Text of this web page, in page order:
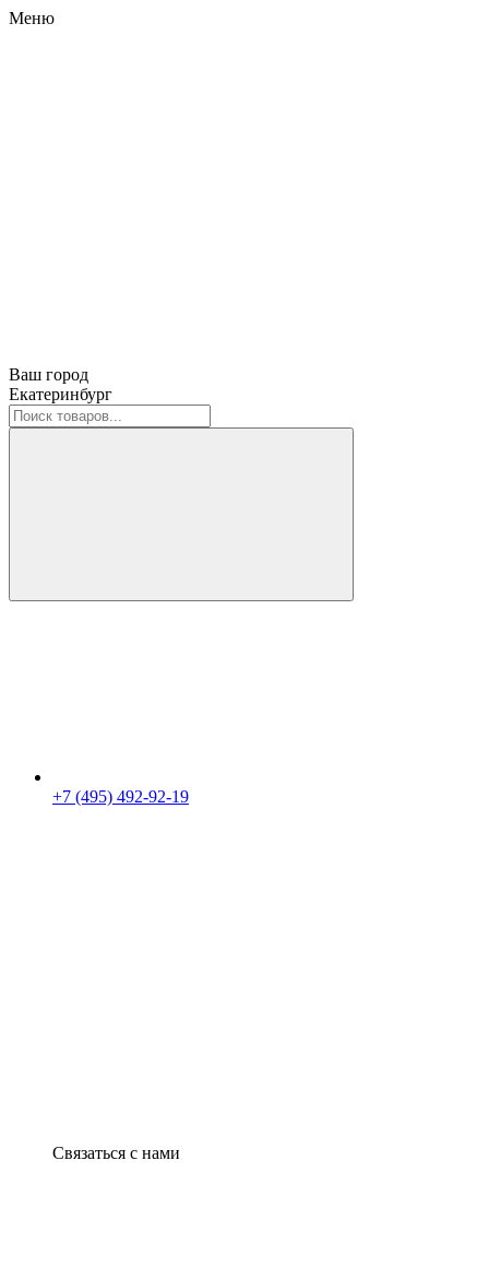
Меню
Ваш город
Екатеринбург
+7 (495) 492-92-19
Связаться с нами